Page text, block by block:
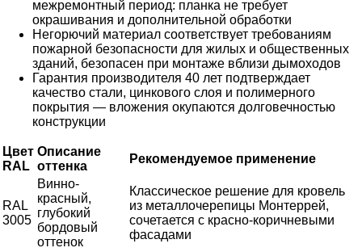
межремонтный период: планка не требует
окрашивания и дополнительной обработки
Негорючий материал соответствует требованиям
пожарной безопасности для жилых и общественных
зданий, безопасен при монтаже вблизи дымоходов
Гарантия производителя 40 лет подтверждает
качество стали, цинкового слоя и полимерного
покрытия — вложения окупаются долговечностью
конструкции
Цвет
RAL
Описание
оттенка
Рекомендуемое применение
RAL
3005
Винно-
красный,
глубокий
бордовый
оттенок
Классическое решение для кровель
из металлочерепицы Монтеррей,
сочетается с красно-коричневыми
фасадами